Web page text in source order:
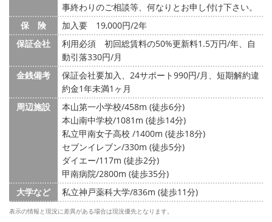
事終わりのご相談等、何なりとお申し付け下さい。
保 険
加入要 19,000円/2年
保証会社
利用必須 初回総賃料の50%更新料1.5万円/年、自
動引落330円/月
金銭備考
保証会社要加入、24サポート990円/月、短期解約違
約金1年未満1ヶ月
周辺施設
本山第一小学校/458m (徒歩6分)
本山南中学校/1081m (徒歩14分)
私立甲南女子高校 /1400m (徒歩18分)
セブンイレブン/330m (徒歩5分)
ダイエー/117m (徒歩2分)
甲南病院/2800m (徒歩35分)
大学など
私立神戸薬科大学/836m (徒歩11分)
表示の情報と現況に差異がある場合は現況優先となります。